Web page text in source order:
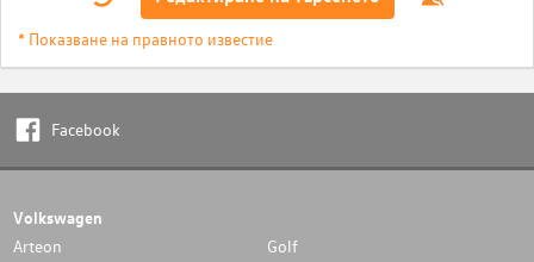
* Показване на правното известие
Facebook
Volkswagen
Arteon
Golf